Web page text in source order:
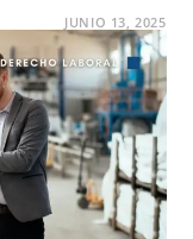
JUNIO 13, 2025